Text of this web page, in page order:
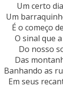
Um certo
Um
É o começo
O sinal que
Do nosso
Das
Banhando as
Em seus